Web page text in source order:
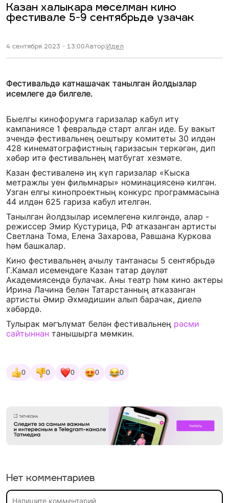
Казан халыкара мөселман кино
фестивале 5-9 сентябрьдә узачак
4 сентября 2023 - 13:00Автор:Идел
Фестивальдә катнашачак танылган йолдызлар
исемлеге дә билгеле.
Быелгы кинофорумга гаризалар кабул итү
кампаниясе 1 февральдә старт алган иде. Бу вакыт
эчендә фестивальнең оештыру комитеты 30 илдән
428 кинематографистның гаризасын теркәгән, дип
хәбәр итә фестивальнең матбугат хезмәте.
Казан фестиваленә иң күп гаризалар «Кыска
метражлы уен фильмнары» номинациясенә килгән.
Узган елгы кинопроектның конкурс программасына
44 илдән 625 гариза кабул ителгән.
Танылган йолдзылар исемлегенә килгәндә, алар -
режиссер Эмир Кустурица, РФ атказанган артисты
Светлана Тома, Елена Захарова, Равшана Куркова
һәм башкалар.
Кино фестивальнең ачылу тантанасы 5 сентябрьдә
Г.Камал исемендәге Казан татар дәүләт
Академиясендә булачак. Аны театр һәм кино актеры
Ирина Лачина белән Татарстанның атказанган
артисты Әмир Әхмәдишин алып барачак, диелә
хәбәрдә.
Тулырак мәгълүмат белән фестивальнең рәсми
сайтыннан танышырга мөмкин.
0 0 0 0 0
Нет комментариев